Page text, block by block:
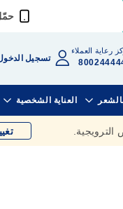
رعاية العملاء
تسجيل
بالشعر العناية الشخصية